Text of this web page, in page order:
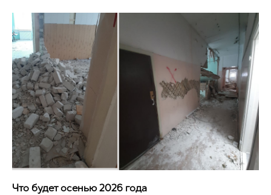
Что будет осенью 2026 года